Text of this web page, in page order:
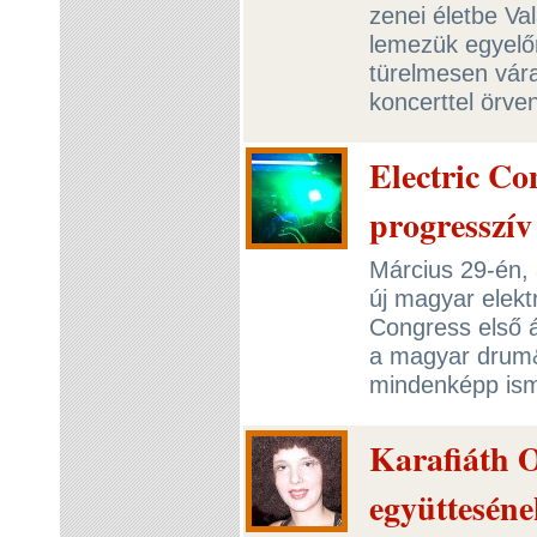
zenei életbe
lemezük
türelmesen
koncerttel
Electric
progresszív
Március 29-én,
új magyar
Congress első
a magyar
mindenképp
Karafiáth